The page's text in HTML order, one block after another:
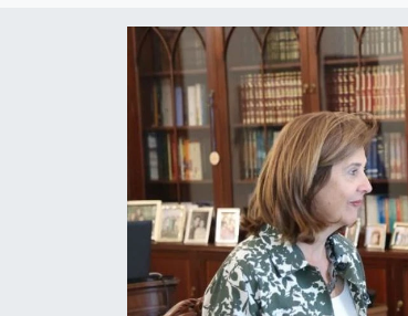
KKTC YEREL SEÇİM 2018
Kültür Sanat